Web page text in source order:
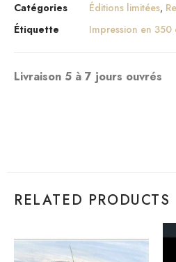
Catégories Éditions limitées,
Étiquette
Impression en
Livraison 5 à 7 jours ouvrés
RELATED PRODUCTS